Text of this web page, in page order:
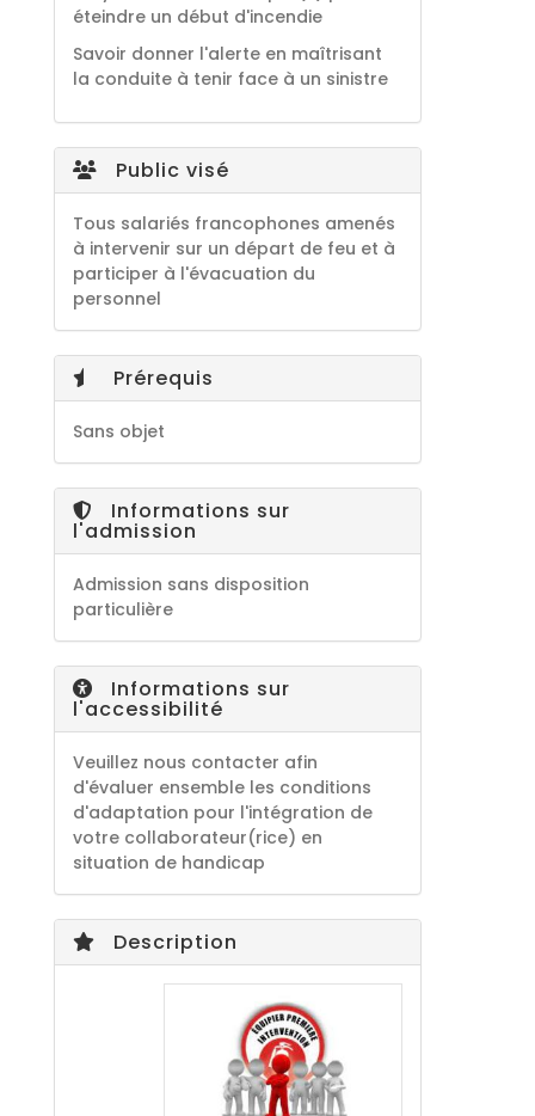
éteindre un début d'incendie
Savoir donner l'alerte en maîtrisant
la conduite à tenir face à un sinistre
Public visé
Tous salariés francophones amenés
à intervenir sur un départ de feu et à
participer à l'évacuation du
personnel
Prérequis
Sans objet
Informations sur
l'admission
Admission sans disposition
particulière
Informations sur
l'accessibilité
Veuillez nous contacter afin
d'évaluer ensemble les conditions
d'adaptation pour l'intégration de
votre collaborateur(rice) en
situation de handicap
Description